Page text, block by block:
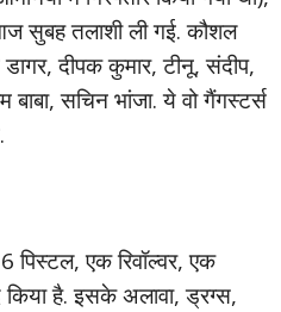
सुबह तलाशी ली गई. कौशल
डागर, दीपक कुमार, टीनू, संदीप,
सचिन भांजा. ये वो गैंगस्टर्स
पिस्टल, एक रिवॉल्वर, एक
है. इसके अलावा, ड्रग्स,